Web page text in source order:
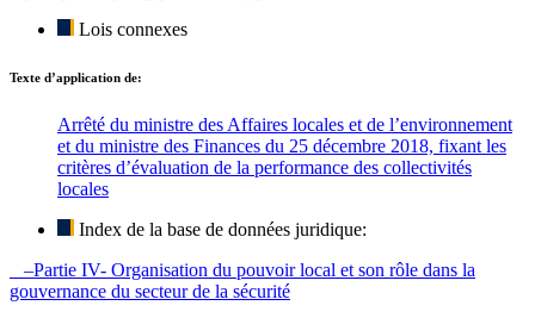
Lois connexes
Texte d’application de:
Arrêté du ministre des Affaires locales et de l’environnement
et du ministre des Finances du 25 décembre 2018, fixant les
critères d’évaluation de la performance des collectivités
locales
Index de la base de données juridique:
–Partie IV- Organisation du pouvoir local et son rôle dans la
gouvernance du secteur de la sécurité